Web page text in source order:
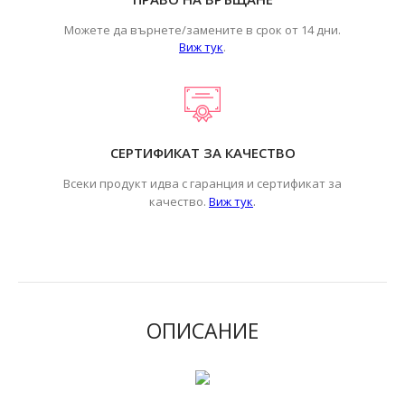
Можете да върнете/замените в срок от 14 дни.
Виж тук.
СЕРТИФИКАТ ЗА КАЧЕСТВО
Всеки продукт идва с гаранция и сертификат за
качество. Виж тук.
ОПИСАНИЕ